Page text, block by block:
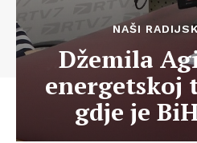
NAŠI
Džemila
energetskoj
gdje je